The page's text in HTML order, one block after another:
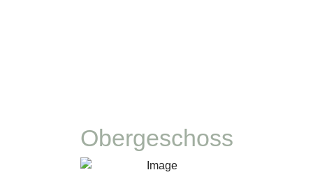
Obergeschoss